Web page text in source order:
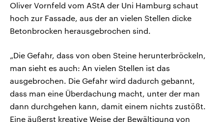
Oliver Vornfeld vom AStA der Uni Hamburg schaut
hoch zur Fassade, aus der an vielen Stellen dicke
Betonbrocken herausgebrochen sind.
„Die Gefahr, dass von oben Steine herunterbröckeln,
man sieht es auch: An vielen Stellen ist das
ausgebrochen. Die Gefahr wird dadurch gebannt,
dass man eine Überdachung macht, unter der man
dann durchgehen kann, damit einem nichts zustößt.
Eine äußerst kreative Weise der Bewältigung von